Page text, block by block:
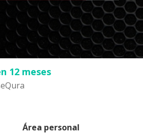
12 meses
Área personal